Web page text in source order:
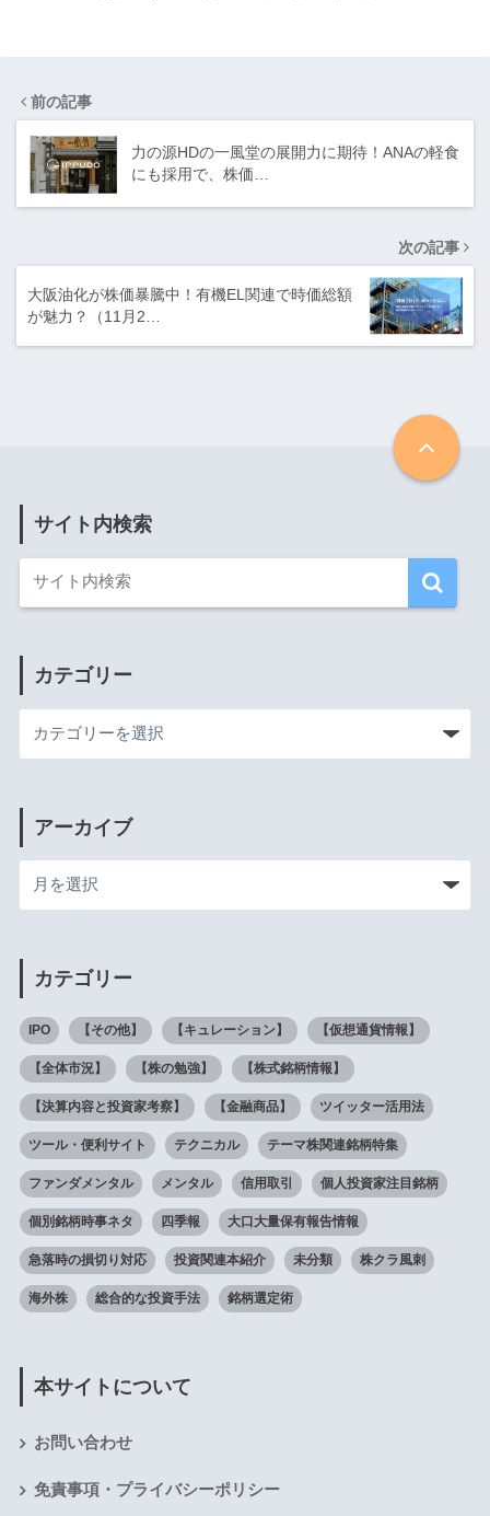
前の記事
力の源HDの一風堂の展開力に期待！ANAの軽食
にも採用で、株価…
次の記事
大阪油化が株価暴騰中！有機EL関連で時価総額
が魅力？（11月2…
サイト内検索
カテゴリー
アーカイブ
カテゴリー
IPO 【その他】 【キュレーション】 【仮想通貨情報】
【全体市況】 【株の勉強】 【株式銘柄情報】
【決算内容と投資家考察】 【金融商品】 ツイッター活用法
ツール・便利サイト テクニカル テーマ株関連銘柄特集
ファンダメンタル メンタル 信用取引 個人投資家注目銘柄
個別銘柄時事ネタ 四季報 大口大量保有報告情報
急落時の損切り対応 投資関連本紹介 未分類 株クラ風刺
海外株 総合的な投資手法 銘柄選定術
本サイトについて
お問い合わせ
免責事項・プライバシーポリシー